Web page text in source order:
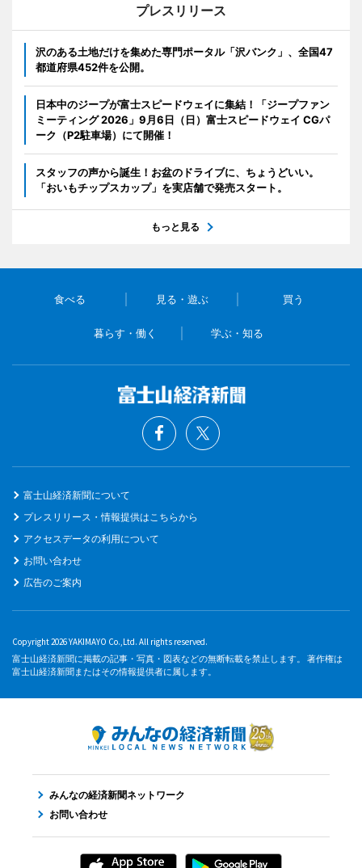
プレスリリース
沢のある土地だけを集めた専門ポータル「沢バンク」、全国47
都道府県452件を公開。
日本中のジープが富士スピードウェイに集結！「ジープファン
ミーティング 2026」9月6日（日）富士スピードウェイ CGパ
ーク（P2駐車場）にて開催！
スタッフの声から誕生！お盆のドライブに、ちょうどいい。
「おいもチップスカップ」を実店舗で発売スタート。
もっと見る
食べる 見る・遊ぶ 買う
暮らす・働く 学ぶ・知る
富士山経済新聞について
プレスリリース・情報提供はこちらから
アクセスデータの利用について
お問い合わせ
広告のご案内
Copyright 2026 YAKIMAYO Co.,Ltd. All rights reserved.
富士山経済新聞に掲載の記事・写真・図表などの無断転載を禁止します。 著作権は
富士山経済新聞またはその情報提供者に属します。
みんなの経済新聞ネットワーク
お問い合わせ